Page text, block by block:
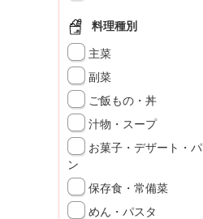
料理種別
主菜
副菜
ご飯もの・丼
汁物・スープ
お菓子・デザート・パ
ン
保存食・常備菜
めん・パスタ